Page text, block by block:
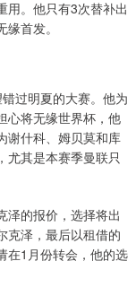
用。他只有3次替补出
首发。
过明夏的大赛。他为
心将无缘世界杯，他
谢什科、姆贝莫和库
尤其是本赛季曼联只
泽的报价，选择将出
克泽，最后以租借的
在1月份转会，他的选